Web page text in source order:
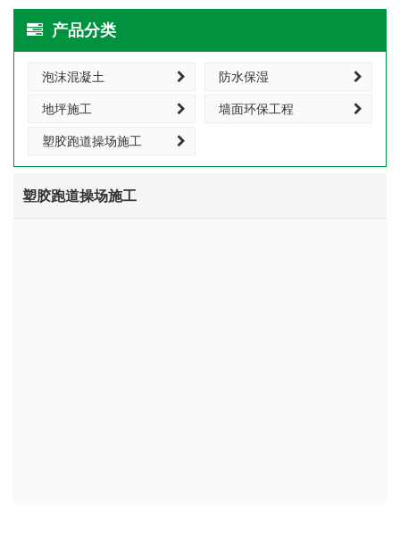
产品分类
泡沫混凝土 防水保湿
地坪施工 墙面环保工程
塑胶跑道操场施工
塑胶跑道操场施工